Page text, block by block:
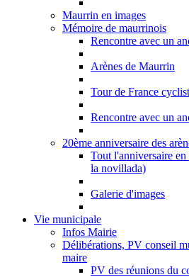
Maurrin en images
Mémoire de maurrinois
Rencontre avec un
Arènes de Maurrin
Tour de France
Rencontre avec un
20ème anniversaire des
Tout l'anniversaire
la novillada)
Galerie d'images
Vie municipale
Infos Mairie
Délibérations, PV conseil
maire
PV des réunions du